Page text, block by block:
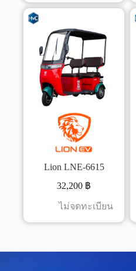
Lion LNE-6615
32,200 ฿
ไม่จดทะเบียน